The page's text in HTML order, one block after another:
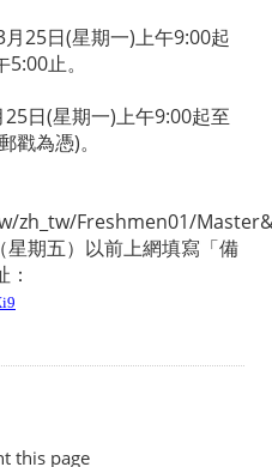
25日(星期一)上午9:00起
止。
日(星期一)上午9:00起至
戳為憑)。
zh_tw/Freshmen01/
星期五）以前上網填寫「備
this page